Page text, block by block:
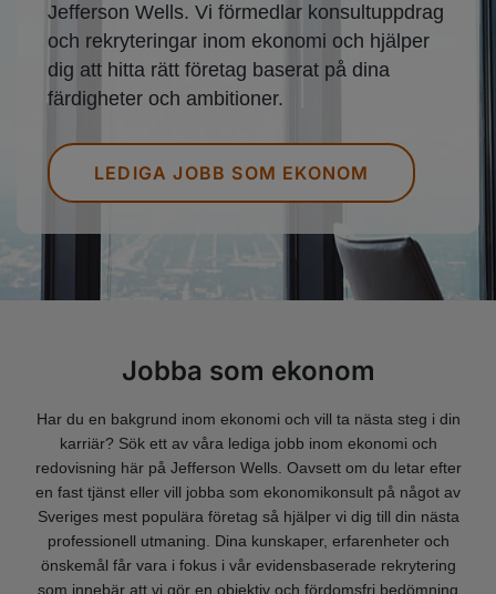
Jefferson Wells. Vi förmedlar konsultuppdrag
och rekryteringar inom ekonomi och hjälper
dig att hitta rätt företag baserat på dina
färdigheter och ambitioner.
LEDIGA JOBB SOM EKONOM
Jobba som ekonom
Har du en bakgrund inom ekonomi och vill ta nästa steg i din
karriär? Sök ett av våra lediga jobb inom ekonomi och
redovisning här på Jefferson Wells. Oavsett om du letar efter
en fast tjänst eller vill jobba som ekonomikonsult på något av
Sveriges mest populära företag så hjälper vi dig till din nästa
professionell utmaning. Dina kunskaper, erfarenheter och
önskemål får vara i fokus i vår evidensbaserade rekrytering
som innebär att vi gör en objektiv och fördomsfri bedömning